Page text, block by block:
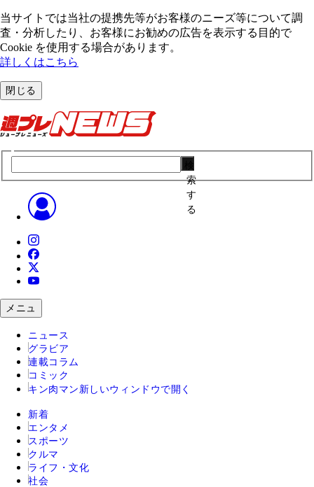
当サイトでは当社の提携先等がお客様のニーズ等について調
査・分析したり、お客様にお勧めの広告を表⽰する⽬的で
Cookie を使⽤する場合があります。
詳しくはこちら
閉じる
索
す
る
メニュ
ニュース
グラビア
連載コラム
コミック
キン肉マン 新しいウィンドウで開く
新着
エンタメ
スポーツ
クルマ
ライフ・文化
社会